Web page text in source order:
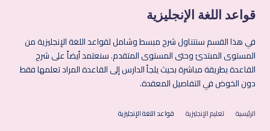
ت
|
الإ
نج
زي
في
تعليم
اللغة
الإنجليزية
قواعد اللغة الإنجليزية
في هذا القسم سنتناول شرح مبسط وشامل لقواعد اللغة الإنجليزية من
المستوى المبتدئ وحتى المستوى المتقدم. سنعتمد أيضاً على شرح
القاعدة بطريقة مباشرة بحيث يلجأ الدارس إلى القاعدة المراد تعلمها فقط
دون الخوض في التفاصيل المعقدة.
الرئيسية تعليم الإنجليزية قواعد اللغة الإنجليزية